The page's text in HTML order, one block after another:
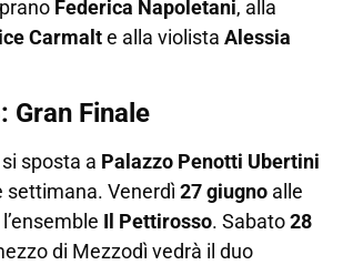
Federica Napoletani, alla
Carmalte alla violista Alessia
Gran Finale
sposta a Palazzo Penotti Ubertini
settimana. Venerdì 27 giugno alle
Il Pettirosso. Sabato28
di Mezzodì vedrà il duo